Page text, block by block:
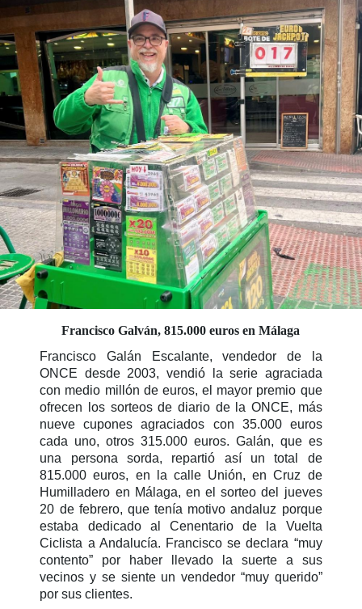
Francisco Galván, 815.000 euros en Málaga
Francisco Galán Escalante, vendedor de la
ONCE desde 2003, vendió la serie agraciada
con medio millón de euros, el mayor premio que
ofrecen los sorteos de diario de la ONCE, más
nueve cupones agraciados con 35.000 euros
cada uno, otros 315.000 euros. Galán, que es
una persona sorda, repartió así un total de
815.000 euros, en la calle Unión, en Cruz de
Humilladero en Málaga, en el sorteo del jueves
20 de febrero, que tenía motivo andaluz porque
estaba dedicado al Cenentario de la Vuelta
Ciclista a Andalucía. Francisco se declara “muy
contento” por haber llevado la suerte a sus
vecinos y se siente un vendedor “muy querido”
por sus clientes.